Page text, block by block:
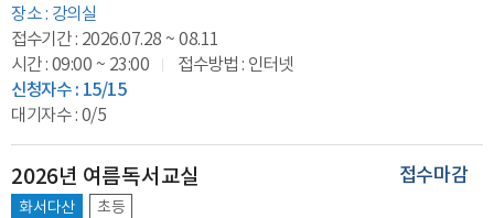
장소 : 강의실
접수기간 : 2026.07.28 ~ 08.11
시간 : 09:00 ~ 23:00
접수방법 : 인터넷
신청자수 : 15/15
대기자수 : 0/5
2026년 여름독서교실
화서다산 초등
접수마감